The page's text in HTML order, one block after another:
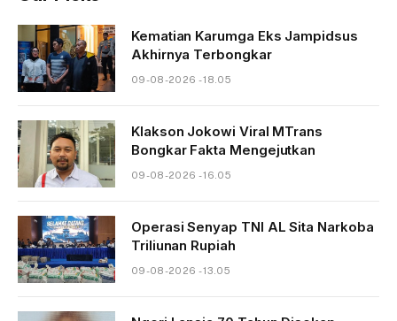
Kematian Karumga Eks Jampidsus
Akhirnya Terbongkar
09-08-2026 - 18.05
Klakson Jokowi Viral MTrans
Bongkar Fakta Mengejutkan
09-08-2026 - 16.05
Operasi Senyap TNI AL Sita Narkoba
Triliunan Rupiah
09-08-2026 - 13.05